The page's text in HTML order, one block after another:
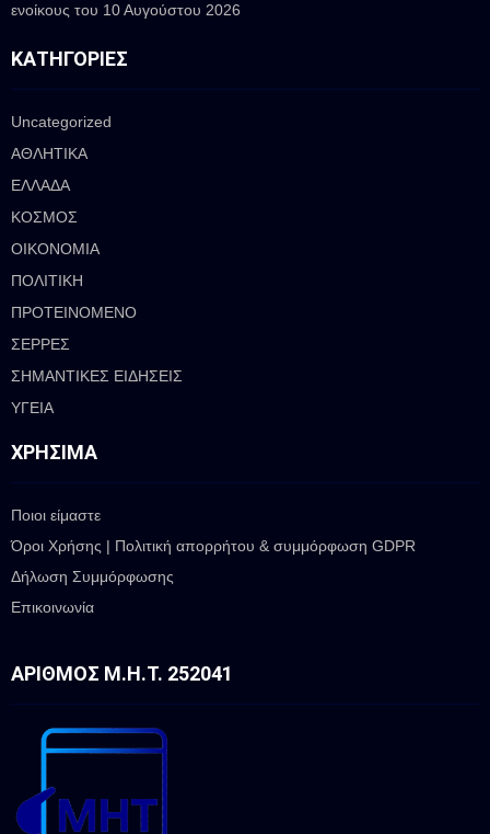
ενοίκους του 10 Αυγούστου 2026
ΚΑΤΗΓΟΡΊΕΣ
Uncategorized
ΑΘΛΗΤΙΚΑ
ΕΛΛΑΔΑ
ΚΟΣΜΟΣ
ΟΙΚΟΝΟΜΙΑ
ΠΟΛΙΤΙΚΗ
ΠΡΟΤΕΙΝΟΜΕΝΟ
ΣΕΡΡΕΣ
ΣΗΜΑΝΤΙΚΕΣ ΕΙΔΗΣΕΙΣ
ΥΓΕΙΑ
ΧΡΉΣΙΜΑ
Ποιοι είμαστε
Όροι Χρήσης | Πολιτική απορρήτου & συμμόρφωση GDPR
Δήλωση Συμμόρφωσης
Επικοινωνία
ΑΡΙΘΜΌΣ Μ.Η.Τ. 252041